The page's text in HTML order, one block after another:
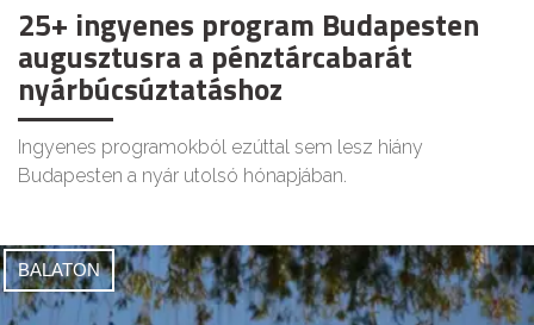
25+ ingyenes program Budapesten
augusztusra a pénztárcabarát
nyárbúcsúztatáshoz
Ingyenes programokból ezúttal sem lesz hiány
Budapesten a nyár utolsó hónapjában.
BALATON